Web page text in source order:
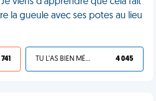
la gueule avec ses potes au lieu
TU L'AS BIEN MÉRITÉ 4 045